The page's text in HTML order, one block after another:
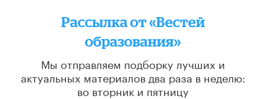
Рассылка от «Вестей
образования»
Мы отправляем подборку лучших и
актуальных материалов два раза в неделю:
во вторник и пятницу